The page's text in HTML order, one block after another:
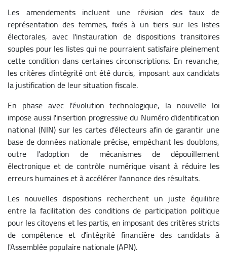
Les amendements incluent une révision des taux de
représentation des femmes, fixés à un tiers sur les listes
électorales, avec l'instauration de dispositions transitoires
souples pour les listes qui ne pourraient satisfaire pleinement
cette condition dans certaines circonscriptions. En revanche,
les critères d'intégrité ont été durcis, imposant aux candidats
la justification de leur situation fiscale.
En phase avec l'évolution technologique, la nouvelle loi
impose aussi l'insertion progressive du Numéro d'identification
national (NIN) sur les cartes d'électeurs afin de garantir une
base de données nationale précise, empêchant les doublons,
outre l'adoption de mécanismes de dépouillement
électronique et de contrôle numérique visant à réduire les
erreurs humaines et à accélérer l'annonce des résultats.
Les nouvelles dispositions recherchent un juste équilibre
entre la facilitation des conditions de participation politique
pour les citoyens et les partis, en imposant des critères stricts
de compétence et d'intégrité financière des candidats à
l'Assemblée populaire nationale (APN).